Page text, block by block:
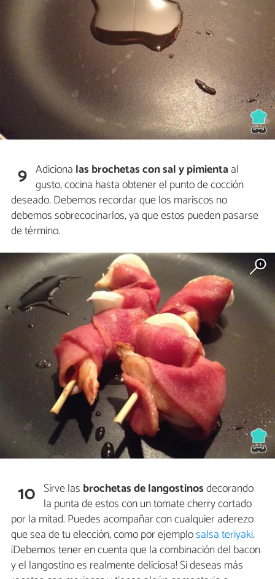
9 Adiciona las brochetas con sal y pimientaal
gusto, cocina hasta obtener el punto de cocción
deseado. Debemos recordar que los mariscos no
debemos sobrecocinarlos, ya que estos pueden pasarse
de término.
10 Sirve las brochetas de langostinosdecorando
la punta de estos con un tomate cherry cortado
por la mitad. Puedes acompañar con cualquier aderezo
que sea de tu elección, como por ejemplosalsa teriyaki.
¡Debemos tener en cuenta que la combinación del bacon
y el langostino es realmente deliciosa! Si deseas más